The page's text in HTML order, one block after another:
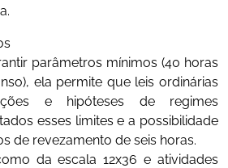
parâmetros mínimos (40 horas
ela permite que leis ordinárias
e hipóteses de regimes
esses limites e a possibilidade
de revezamento de seis horas.
da escala 12x36 e atividades